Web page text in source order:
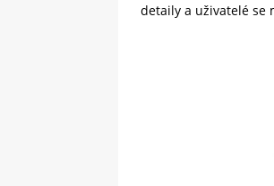
detaily a uživatelé se